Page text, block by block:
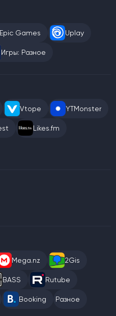
Epic Games Uplay
Игры: Разное
Vtope YTMonster
Likes.fm
Mega.nz 2Gis
BASS Rutube
Booking Разное